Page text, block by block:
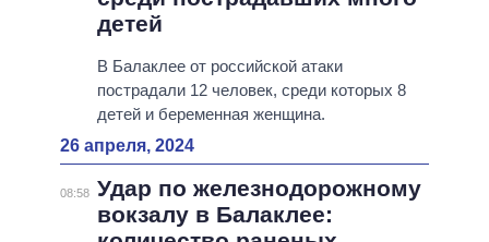
детей
В Балаклее от российской атаки
пострадали 12 человек, среди которых 8
детей и беременная женщина.
26 апреля, 2024
08:58 Удар по железнодорожному
вокзалу в Балаклее: